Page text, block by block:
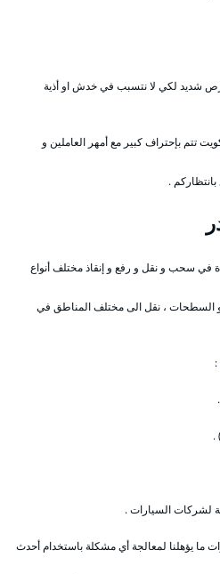
شديد لكي لا نتسبب في خدش او أذية
تتم بإحتراف كبير مع أمهر العاملين و
.
في سحب و نقل و رفع و إنقاذ مختلف أنواع
و السطحات ، نقل الى مختلف المناطق في
:
ما يؤهلنا لمعالجة أي مشكلة باستخدام أحدث